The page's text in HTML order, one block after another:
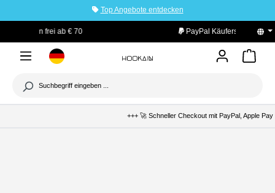
Top Angebote entdecken
PayPal Käuferschutz
+++ 🚀 Schneller Checkout mit PayPal, Apple